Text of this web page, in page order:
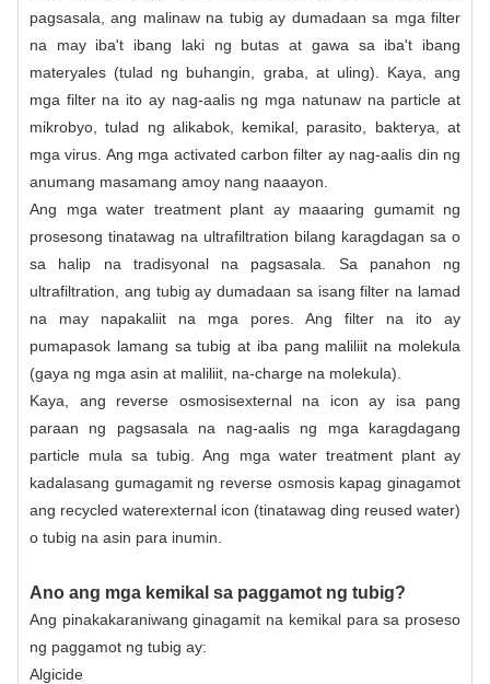
pagsasala, ang malinaw na tubig ay dumadaan sa mga filter
na may iba't ibang laki ng butas at gawa sa iba't ibang
materyales (tulad ng buhangin, graba, at uling). Kaya, ang
mga filter na ito ay nag-aalis ng mga natunaw na particle at
mikrobyo, tulad ng alikabok, kemikal, parasito, bakterya, at
mga virus. Ang mga activated carbon filter ay nag-aalis din ng
anumang masamang amoy nang naaayon.
Ang mga water treatment plant ay maaaring gumamit ng
prosesong tinatawag na ultrafiltration bilang karagdagan sa o
sa halip na tradisyonal na pagsasala. Sa panahon ng
ultrafiltration, ang tubig ay dumadaan sa isang filter na lamad
na may napakaliit na mga pores. Ang filter na ito ay
pumapasok lamang sa tubig at iba pang maliliit na molekula
(gaya ng mga asin at maliliit, na-charge na molekula).
Kaya, ang reverse osmosisexternal na icon ay isa pang
paraan ng pagsasala na nag-aalis ng mga karagdagang
particle mula sa tubig. Ang mga water treatment plant ay
kadalasang gumagamit ng reverse osmosis kapag ginagamot
ang recycled waterexternal icon (tinatawag ding reused water)
o tubig na asin para inumin.
Ano ang mga kemikal sa paggamot ng tubig?
Ang pinakakaraniwang ginagamit na kemikal para sa proseso
ng paggamot ng tubig ay:
Algicide